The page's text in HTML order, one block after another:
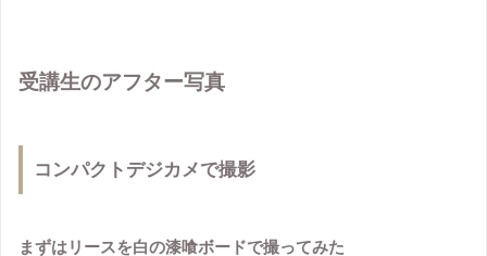
受講生のアフター写真
コンパクトデジカメで撮影
まずはリースを白の漆喰ボードで撮ってみた